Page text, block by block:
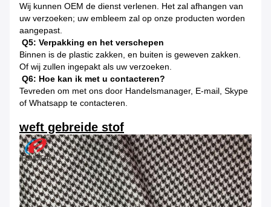
Wij kunnen OEM de dienst verlenen. Het zal afhangen van
uw verzoeken; uw embleem zal op onze producten worden
aangepast.
Q5: Verpakking en het verschepen
Binnen is de plastic zakken, en buiten is geweven zakken.
Of wij zullen ingepakt als uw verzoeken.
Q6: Hoe kan ik met u contacteren?
Tevreden om met ons door Handelsmanager, E-mail, Skype
of Whatsapp te contacteren.
weft gebreide stof